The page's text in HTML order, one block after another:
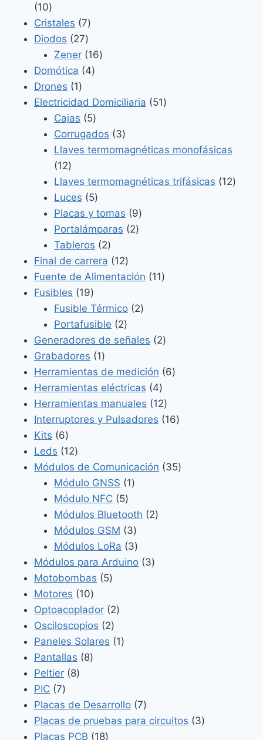
1010
productos
Cristales 77
productos
Diodos 2727
productos
Zener 1616
Domótica 44
Drones 11
producto
Electricidad Domiciliaria 5151
Cajas 55
productos
Corrugados 33
productos
Llaves termomagnéticas monofásicas
1212
productos
Llaves termomagnéticas trifásicas 1212
Luces 55
productos
Placas y tomas 99
productos
Portalámparas 22
Tableros 22
productos
Final de carrera 1212
productos
Fuente de Alimentación 1111
Fusibles 1919
productos
Fusible Térmico 22
Portafusible 22
productos
Generadores de señales 22
Grabadores 11
producto
Herramientas de medición 66
Herramientas eléctricas 44
productos
Herramientas manuales 1212
productos
Interruptores y Pulsadores 1616
Kits 66
productos
Leds 1212
productos
Módulos de Comunicación 3535
Módulo GNSS 11
Módulo NFC 55
productos
Módulos Bluetooth 22
Módulos GSM 33
productos
Módulos LoRa 33
productos
Módulos para Arduino 33
Motobombas 55
Motores 1010
productos
Optoacoplador 22
Osciloscopios 22
productos
Paneles Solares 11
Pantallas 88
Peltier 88
PIC 77
productos
Placas de Desarrollo 77
productos
Placas de pruebas para circuitos 33
Placas PCB 1818